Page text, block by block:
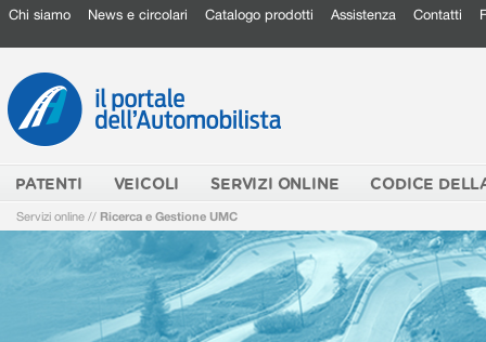
Chi siamo News e circolari Catalogo prodotti Assistenza Contatti
PATENTI VEICOLI SERVIZI ONLINE CODICE
Servizi online // Ricerca e Gestione UMC